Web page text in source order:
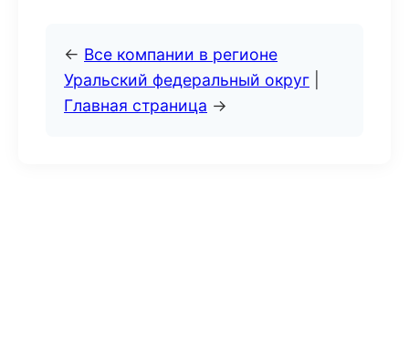
← Все компании в регионе
Уральский федеральный округ
Главная страница →